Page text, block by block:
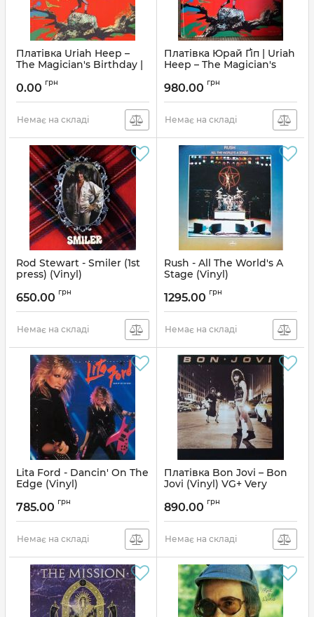
Платівка Uriah Heep –
The Magician's Birthday |
Артикул:
0.00 грн
Немає на складі
Платівка Юрай Ґіп | Uriah
Heep – The Magician's
Артикул: 201133
980.00 грн
Немає на складі
Rod Stewart - Smiler (1st
press) (Vinyl)
650.00 грн
Немає на складі
Rush - All The World's A
Stage (Vinyl)
1295.00 грн
Немає на складі
Lita Ford - Dancin' On The
Edge (Vinyl)
785.00 грн
Немає на складі
Платівка Bon Jovi – Bon
Jovi (Vinyl) VG+ Very
Артикул: 152445
890.00 грн
Немає на складі